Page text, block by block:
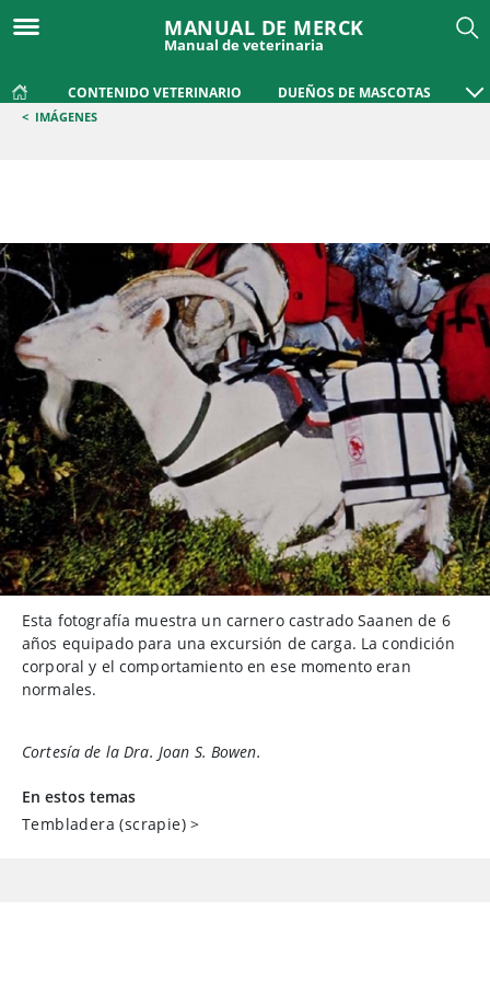
MANUAL DE MERCK
Manual de veterinaria
CONTENIDO VETERINARIO DUEÑOS DE MASCOTAS
< IMÁGENES
Esta fotografía muestra un carnero castrado Saanen de 6
años equipado para una excursión de carga. La condición
corporal y el comportamiento en ese momento eran
normales.
Cortesía de la Dra. Joan S. Bowen.
En estos temas
Tembladera (scrapie) >